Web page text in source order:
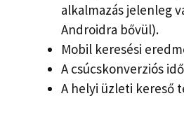
alkalmazás jelenleg
Androidra bővül).
Mobil keresési
A csúcskonverziós
A helyi üzleti kereső